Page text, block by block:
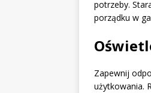
potrzeby.
porządku w
Zapewnij
użytkowania.